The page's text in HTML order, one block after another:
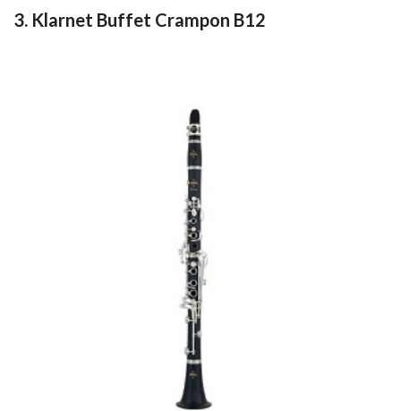
3. Klarnet Buffet Crampon B12